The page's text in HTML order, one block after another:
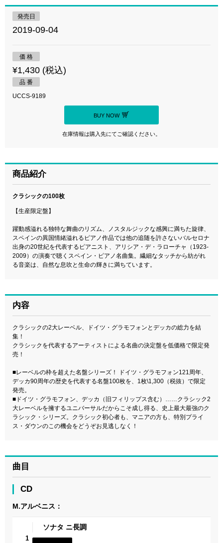
発売日
2019-09-04
価 格
¥1,430 (税込)
品 番
UCCS-9189
BUY NOW
在庫情報は購入先にてご確認ください。
商品紹介
クラシックの100枚
【生産限定盤】
躍動感溢れる独特な舞曲のリズム、ノスタルジックな感興に満ちた旋律、
スペインの異国情緒溢れるピアノ作品では他の追随を許さないバルセロナ
出身の20世紀を代表するピアニスト、アリシア・デ・ラローチャ（1923-
2009）の演奏で聴くスペイン・ピアノ名曲集。繊細なタッチから紡がれ
る音楽は、自然な息吹と生命の輝きに満ちています。
内容
クラシックの2大レーベル、ドイツ・グラモフォンとデッカの総力を結
集！
クラシックを代表するアーティストによる名曲の決定盤を低価格で限定発
売！
■レーベルの枠を超えた名盤シリーズ！ ドイツ・グラモフォン121周年、
デッカ90周年の歴史を代表する名盤100枚を、1枚\1,300（税抜）で限定
発売。
■ドイツ・グラモフォン、デッカ（旧フィリップス含む）……クラシック2
大レーベルを擁するユニバーサルだからこそ成し得る、史上最大最強のク
ラシック・シリーズ。クラシック初心者も、マニアの方も、特別プライ
ス・ダウンのこの機会をどうぞお見逃しなく！
曲目
CD
M.アルベニス：
1
ソナタ ニ長調